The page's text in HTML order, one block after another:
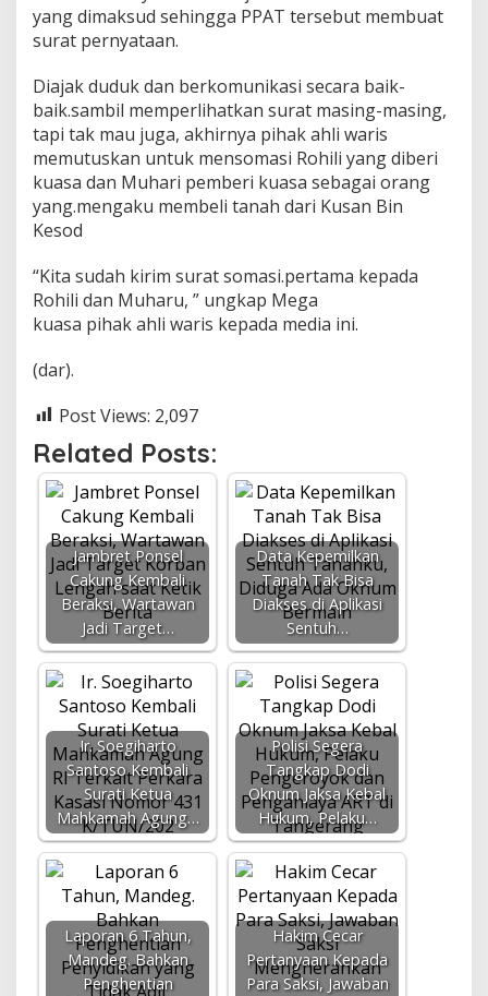
yang dimaksud sehingga PPAT tersebut membuat
surat pernyataan.
Diajak duduk dan berkomunikasi secara baik-
baik.sambil memperlihatkan surat masing-masing,
tapi tak mau juga, akhirnya pihak ahli waris
memutuskan untuk mensomasi Rohili yang diberi
kuasa dan Muhari pemberi kuasa sebagai orang
yang.mengaku membeli tanah dari Kusan Bin
Kesod
“Kita sudah kirim surat somasi.pertama kepada
Rohili dan Muharu, ” ungkap Mega
kuasa pihak ahli waris kepada media ini.
(dar).
Post Views: 2,097
Related Posts:
Jambret Ponsel
Cakung Kembali
Beraksi, Wartawan
Jadi Target…
Data Kepemilkan
Tanah Tak Bisa
Diakses di Aplikasi
Sentuh…
Ir. Soegiharto
Santoso Kembali
Surati Ketua
Mahkamah Agung…
Polisi Segera
Tangkap Dodi
Oknum Jaksa Kebal
Hukum, Pelaku…
Laporan 6 Tahun,
Mandeg. Bahkan
Penghentian
Hakim Cecar
Pertanyaan Kepada
Para Saksi, Jawaban